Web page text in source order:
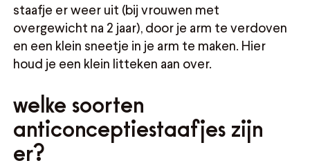
staafje er weer uit (bij vrouwen met
overgewicht na 2 jaar), door je arm te verdoven
en een klein sneetje in je arm te maken. Hier
houd je een klein litteken aan over.
welke soorten
anticonceptiestaafjes zijn
er?